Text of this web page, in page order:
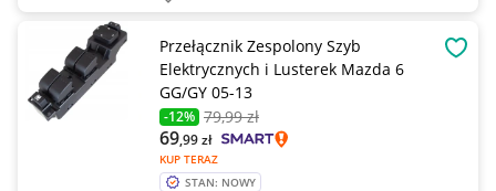
Przełącznik Zespolony Szyb
Elektrycznych i Lusterek Mazda 6
GG/GY 05-13
-12% 79,99 zł
KUP TERAZ
69,99zł
STAN: NOWY